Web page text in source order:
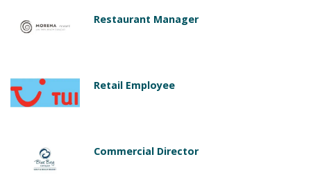
Restaurant Manager
Retail Employee
Commercial Director